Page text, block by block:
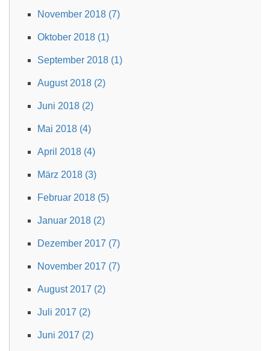
November 2018 (7)
Oktober 2018 (1)
September 2018 (1)
August 2018 (2)
Juni 2018 (2)
Mai 2018 (4)
April 2018 (4)
März 2018 (3)
Februar 2018 (5)
Januar 2018 (2)
Dezember 2017 (7)
November 2017 (7)
August 2017 (2)
Juli 2017 (2)
Juni 2017 (2)